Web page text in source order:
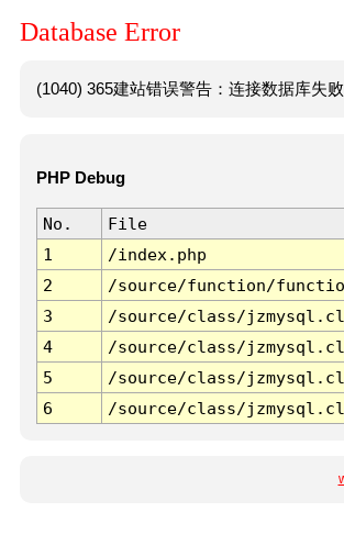
Database Error
(1040) 365建站错误警告：连接数据库失
PHP Debug
No. File
1
/index.php
2
/source/function/
3
/source/class/
4
/source/class/
5
/source/class/
6
/source/class/